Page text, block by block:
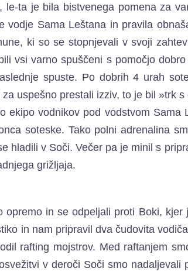
le-ta je bila bistvenega pomena za
vodje Sama Leštana in pravila
ki so se stopnjevali v svoji
vsi varno spuščeni s pomočjo
spuste. Po dobrih 4 urah
uspešno prestali izziv, to je bil »trk
ekipo vodnikov pod vodstvom Sama
soteske. Tako polni adrenalina
hladili v Soči. Večer pa je minil s
grižljaja.
in se odpeljali proti Boki, kjer
in nam pripravil dva čudovita
rafting mojstrov. Med raftanjem
v deroči Soči smo nadaljevali